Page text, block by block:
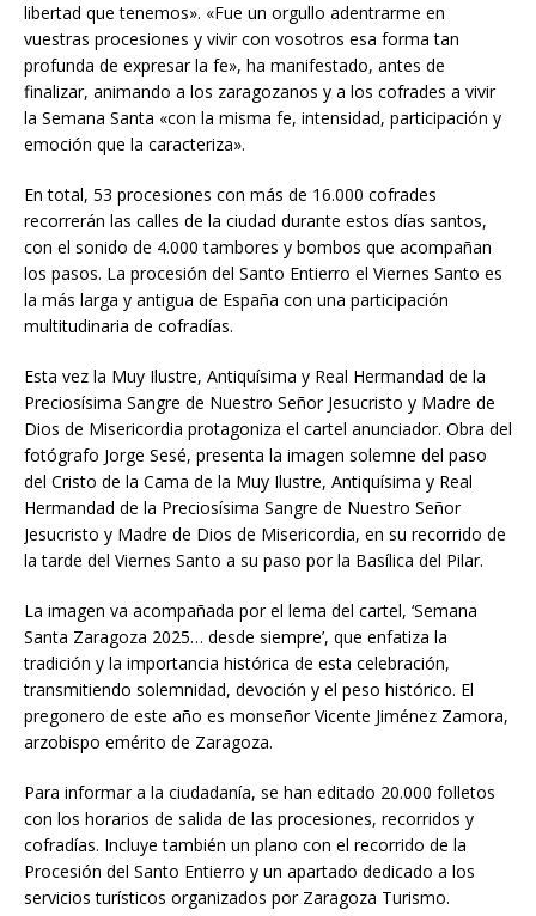
libertad que tenemos». «Fue un orgullo adentrarme en
vuestras procesiones y vivir con vosotros esa forma tan
profunda de expresar la fe», ha manifestado, antes de
finalizar, animando a los zaragozanos y a los cofrades a vivir
la Semana Santa «con la misma fe, intensidad, participación y
emoción que la caracteriza».
En total, 53 procesiones con más de 16.000 cofrades
recorrerán las calles de la ciudad durante estos días santos,
con el sonido de 4.000 tambores y bombos que acompañan
los pasos. La procesión del Santo Entierro el Viernes Santo es
la más larga y antigua de España con una participación
multitudinaria de cofradías.
Esta vez la Muy Ilustre, Antiquísima y Real Hermandad de la
Preciosísima Sangre de Nuestro Señor Jesucristo y Madre de
Dios de Misericordia protagoniza el cartel anunciador. Obra del
fotógrafo Jorge Sesé, presenta la imagen solemne del paso
del Cristo de la Cama de la Muy Ilustre, Antiquísima y Real
Hermandad de la Preciosísima Sangre de Nuestro Señor
Jesucristo y Madre de Dios de Misericordia, en su recorrido de
la tarde del Viernes Santo a su paso por la Basílica del Pilar.
La imagen va acompañada por el lema del cartel, ‘Semana
Santa Zaragoza 2025… desde siempre’, que enfatiza la
tradición y la importancia histórica de esta celebración,
transmitiendo solemnidad, devoción y el peso histórico. El
pregonero de este año es monseñor Vicente Jiménez Zamora,
arzobispo emérito de Zaragoza.
Para informar a la ciudadanía, se han editado 20.000 folletos
con los horarios de salida de las procesiones, recorridos y
cofradías. Incluye también un plano con el recorrido de la
Procesión del Santo Entierro y un apartado dedicado a los
servicios turísticos organizados por Zaragoza Turismo.